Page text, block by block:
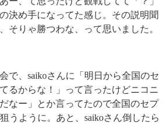
決め手になってた感じ。その説明聞
そりゃ勝つわな、って思いました。
で、saikoさんに「明日から全国のセ
るからな！」って言ったけどニコニ
なー」とか言ってたので全国のセプ
うように。あと、saikoさん倒したら